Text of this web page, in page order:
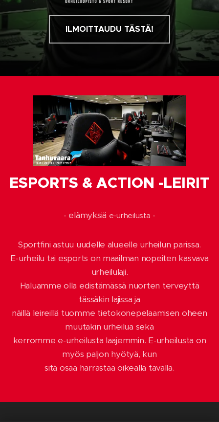
ILMOITTAUDU TÄSTÄ!
ESPORTS & ACTION -LEIRIT
- elämyksiä e-urheilusta -
Sportfini astuu uudelle alueelle urheilun parissa.
E-urheilu tai esports on maailman nopeiten kasvava
urheilulaji.
Haluamme olla edistämässä nuorten terveyttä
tässäkin lajissa ja
näillä leireillä tuomme tietokonepelaamisen oheen
muutakin urheilua sekä
kerromme e-urheilusta laajemmin. E-urheilusta on
myös paljon hyötyä, kun
sitä osaa harrastaa oikealla tavalla.